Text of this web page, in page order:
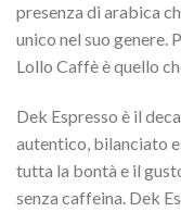
presenza di arabica
unico nel suo genere.
Lollo Caffè è quello
Dek Espresso è il
autentico, bilanciato
tutta la bontà e il
senza caffeina. Dek